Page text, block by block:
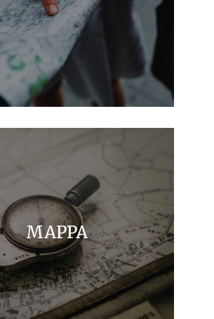
MAPPA